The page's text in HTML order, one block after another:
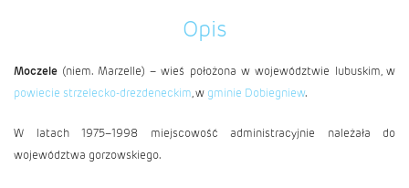
Opis
Moczele (niem. Marzelle) – wieś położona w województwie lubuskim, w
powiecie strzelecko-drezdeneckim, w gminie Dobiegniew.
W latach 1975–1998 miejscowość administracyjnie należała do
województwa gorzowskiego.